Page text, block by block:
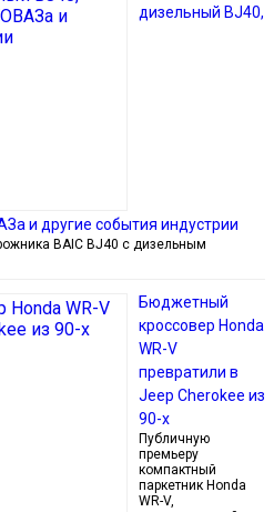
дизельный BJ40,
и другие события индустрии
BAIC BJ40 с дизельным
Бюджетный
кроссовер Honda
WR-V
превратили в
Jeep Cherokee из
90-х
Публичную
премьеру
компактный
паркетник Honda
WR-V,